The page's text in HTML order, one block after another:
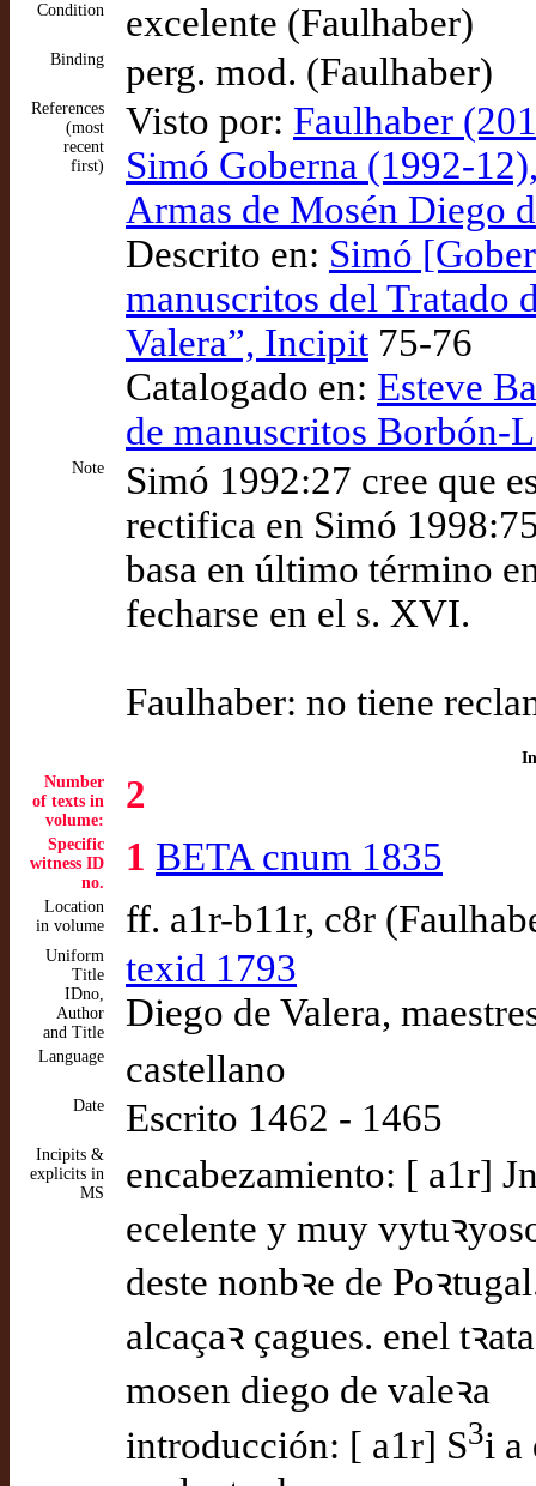
Condition excelente (Faulhaber)
Binding perg. mod. (Faulhaber)
References
(most
recent
first)
Visto por: Faulhaber
Simó Goberna (1992-
Armas de Mosén Diego
Descrito en: Simó
manuscritos del Tratado
Valera”, Incipit 75-76
Catalogado en: Esteve
de manuscritos Borbón-
Note
Simó 1992:27 cree que
rectifica en Simó
basa en último término
fecharse en el s. XVI.
Faulhaber: no tiene
Number
of texts in
volume:
2
Specific
witness ID
no.
1 BETA cnum 1835
Location
in volume
ff. a1r-b11r, c8r
Uniform
Title
IDno,
Author
and Title
texid 1793
Diego de Valera,
Language castellano
Date Escrito 1462 - 1465
Incipits &
explicits in
MS
encabezamiento: [ a1r]
ecelente y muy
deste nonbꝛe de
alcaçaꝛ çagues. enel
mosen diego de valeꝛa
introducción: [ a1r] S3i a